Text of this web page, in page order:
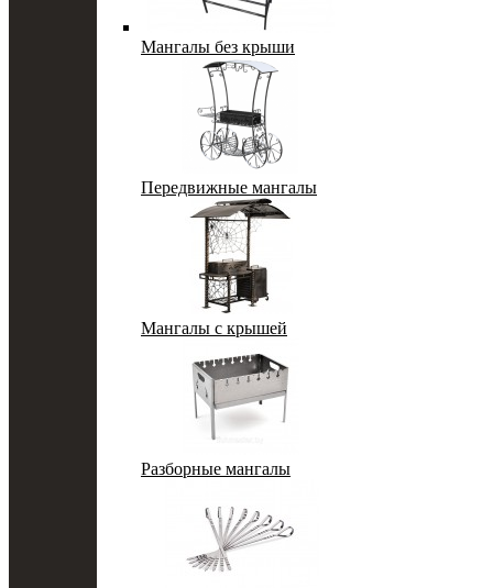
Мангалы без крыши
Передвижные мангалы
Мангалы с крышей
Разборные мангалы